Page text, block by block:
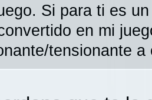
Si para ti es
en mi
tensionante a